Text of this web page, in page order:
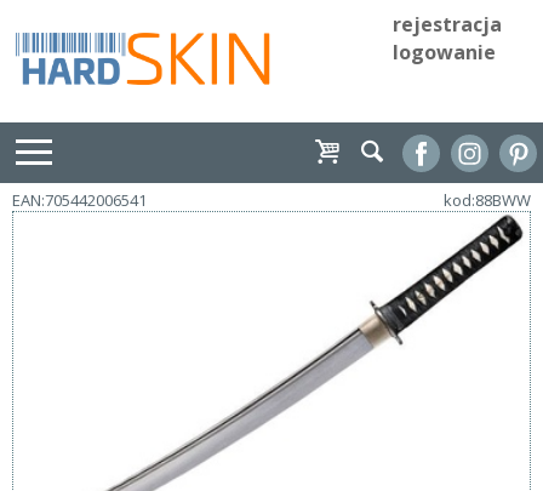
rejestracja
logowanie
EAN:705442006541 kod:88BWW